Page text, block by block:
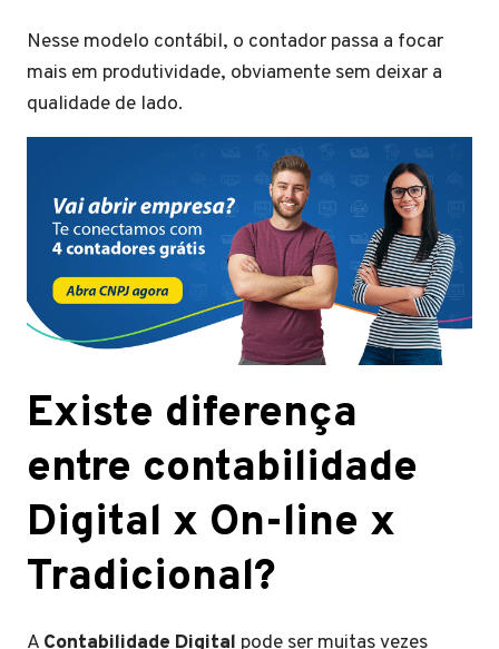
Nesse modelo contábil, o contador passa a focar
mais em produtividade, obviamente sem deixar a
qualidade de lado.
Existe diferença
entre contabilidade
Digital x On-line x
Tradicional?
A Contabilidade Digital pode ser muitas vezes